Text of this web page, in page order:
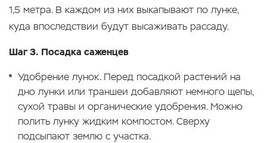
1,5 метра. В каждом из них выкапывают по лунке,
куда впоследствии будут высаживать рассаду.
Шаг 3. Посадка саженцев
Удобрение лунок. Перед посадкой растений на
дно лунки или траншеи добавляют немного щепы,
сухой травы и органические удобрения. Можно
полить лунку жидким компостом. Сверху
подсыпают землю с участка.